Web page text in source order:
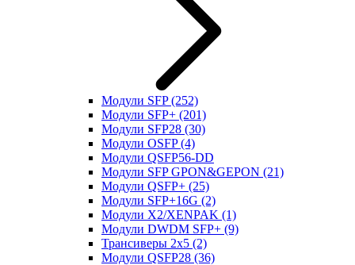
Модули SFP(252)
Модули SFP+ (201)
Модули SFP28 (30)
Модули OSFP(4)
Модули QSFP56-DD
Модули SFP GPON&GEPON (21)
Модули QSFP+ (25)
Модули SFP+16G (2)
Модули X2/XENPAK (1)
Модули DWDM SFP+ (9)
Трансиверы 2x5 (2)
Модули QSFP28 (36)